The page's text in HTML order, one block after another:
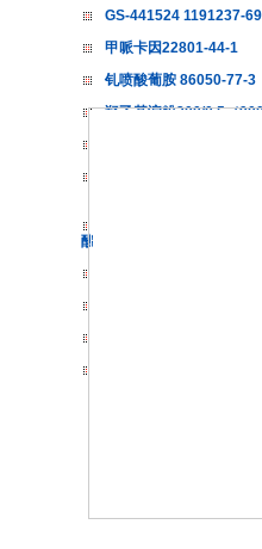
GS-441524 1191237-
甲哌卡因22801-44-1
钆喷酸葡胺 86050-77-3
羟乙基淀粉200/0.5（
酸盐 153259-31-5